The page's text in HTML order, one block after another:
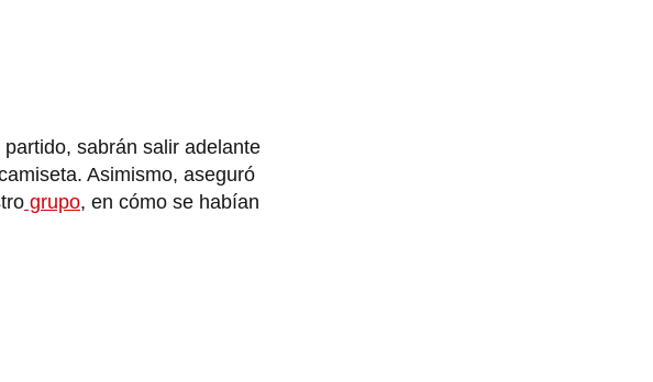
sabrán salir adelante
Asimismo, aseguró
grupo, en cómo se habían